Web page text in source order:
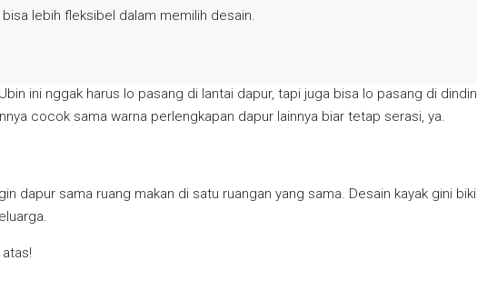
lebih fleksibel dalam memilih desain.
ini nggak harus lo pasang di lantai dapur, tapi juga bisa lo pasang di
cocok sama warna perlengkapan dapur lainnya biar tetap serasi, ya.
dapur sama ruang makan di satu ruangan yang sama. Desain kayak gini